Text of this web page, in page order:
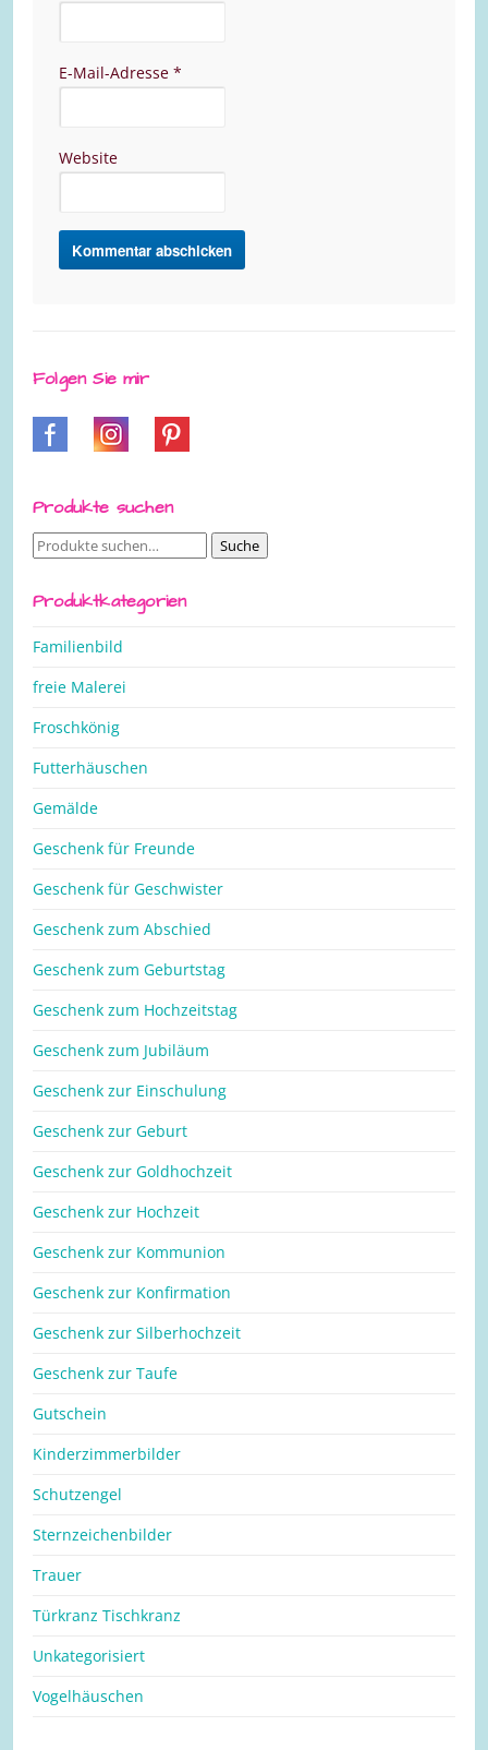
E-Mail-Adresse *
Website
Folgen Sie mir
Produkte suchen
Suche
Suche
Produktkategorien
Familienbild
freie Malerei
Froschkönig
Futterhäuschen
Gemälde
Geschenk für Freunde
Geschenk für Geschwister
Geschenk zum Abschied
Geschenk zum Geburtstag
Geschenk zum Hochzeitstag
Geschenk zum Jubiläum
Geschenk zur Einschulung
Geschenk zur Geburt
Geschenk zur Goldhochzeit
Geschenk zur Hochzeit
Geschenk zur Kommunion
Geschenk zur Konfirmation
Geschenk zur Silberhochzeit
Geschenk zur Taufe
Gutschein
Kinderzimmerbilder
Schutzengel
Sternzeichenbilder
Trauer
Türkranz Tischkranz
Unkategorisiert
Vogelhäuschen